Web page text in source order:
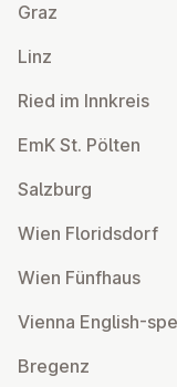
Graz
Linz
Ried im Innkreis
EmK St. Pölten
Salzburg
Wien Flo­rids­dorf
Wien Fünfhaus
Vienna English-
Bregenz